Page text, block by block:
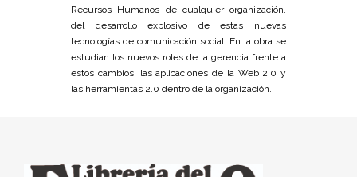
Recursos Humanos de cualquier organización,
del desarrollo explosivo de estas nuevas
tecnologías de comunicación social. En la obra se
estudian los nuevos roles de la gerencia frente a
estos cambios, las aplicaciones de la Web 2.0 y
las herramientas 2.0 dentro de la organización.